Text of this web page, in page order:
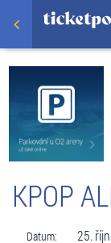
KPOP
Datum: 25.